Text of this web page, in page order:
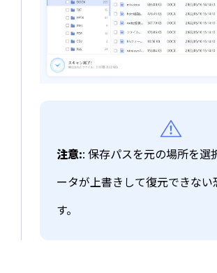
注意:: 保存パスを元の場所を選
ータが上書きして復元できない
す。